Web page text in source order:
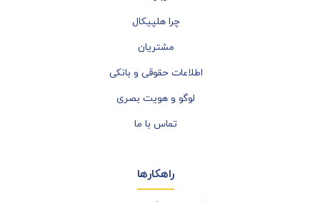
چرا هلپیکال
مشتریان
اطلاعات حقوقی و بانکی
لوگو و هویت بصری
تماس با ما
راهکارها